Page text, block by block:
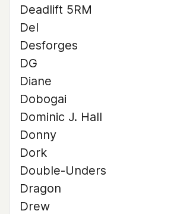
Deadlift 5RM
Del
Desforges
DG
Diane
Dobogai
Dominic J. Hall
Donny
Dork
Double-Unders
Dragon
Drew